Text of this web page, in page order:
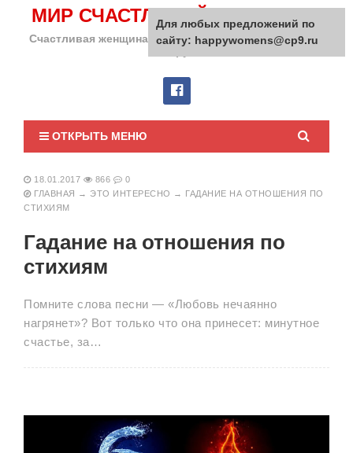
МИР СЧАСТЛИВОЙ ЖЕНЩИНЫ
Счастливая женщина сделает счастливым весь мир
ОТКРЫТЬ МЕНЮ
18.01.2017 866
0
ГЛАВНАЯ → ЭТО ИНТЕРЕСНО → ГАДАНИЕ НА ОТНОШЕНИЯ ПО
СТИХИЯМ
Гадание на отношения по
стихиям
Помните слова песни — «Любовь нечаянно
нагрянет»? Вот только что она принесет: минутное
счастье, за…
Для любых предложений по
сайту: happywomens@cp9.ru